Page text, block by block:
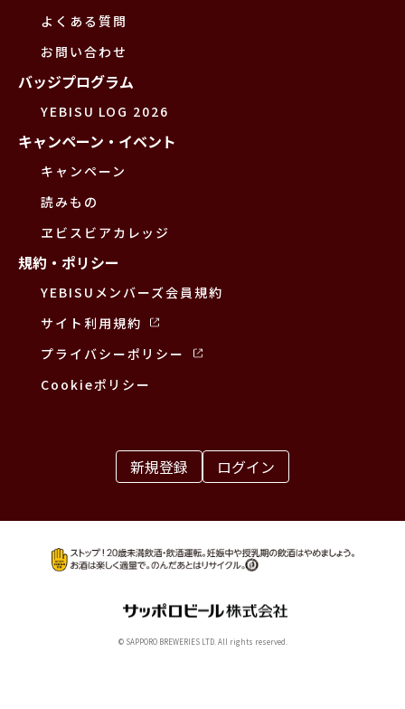
よくある質問
お問い合わせ
バッジプログラム
YEBISU LOG 2026
キャンペーン・イベント
キャンペーン
読みもの
ヱビスビアカレッジ
規約・ポリシー
YEBISUメンバーズ会員規約
サイト利用規約
プライバシーポリシー
Cookieポリシー
新規登録 ログイン
© SAPPORO BREWERIES LTD. All rights reserved.